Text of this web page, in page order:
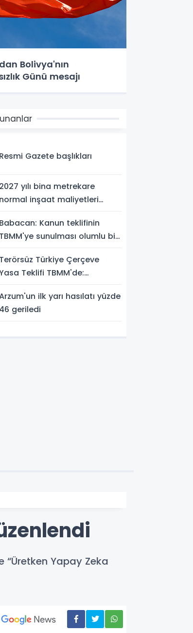
Bolivya'nın
Günü mesajı
Resmi Gazete başlıkları
2027 yılı bina metrekare
normal inşaat maliyetleri
Babacan: Kanun teklifinin
TBMM'ye sunulması olumlu bir
Terörsüz Türkiye Çerçeve
Teklifi TBMM'de:
ilk yarı hasılatı yüzde
46 geriledi
“Üretken Yapay Zeka